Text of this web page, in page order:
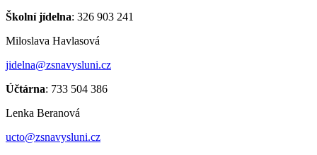
Školní jídelna: 326 903 241
Miloslava Havlasová
jidelna@zsnavysluni.cz
Účtárna: 733 504 386
Lenka Beranová
ucto@zsnavysluni.cz